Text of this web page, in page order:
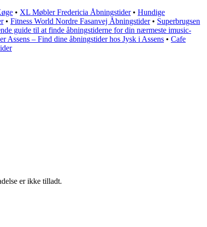
• XL Møbler Fredericia Åbningstider• Hundige
• Fitness World Nordre Fasanvej Åbningstider• Superbrugsen
guide til at finde åbningstiderne for din nærmeste imusic-
Assens – Find dine åbningstider hos Jysk i Assens • Cafe
er ikke tilladt.